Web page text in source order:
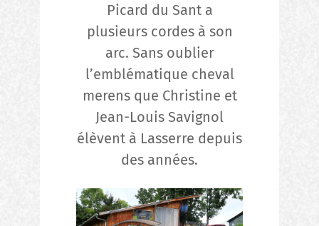
Picard du Sant a
plusieurs cordes à son
arc. Sans oublier
l’emblématique cheval
merens que Christine et
Jean-Louis Savignol
élèvent à Lasserre depuis
des années.